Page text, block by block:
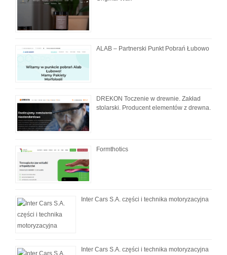
ALAB – Partnerski Punkt Pobrań Łubowo
DREKON Toczenie w drewnie. Zakład
stolarski. Producent elementów z drewna.
Formthotics
Inter Cars S.A. części i technika motoryzacyjna
Inter Cars S.A. części i technika motoryzacyjna